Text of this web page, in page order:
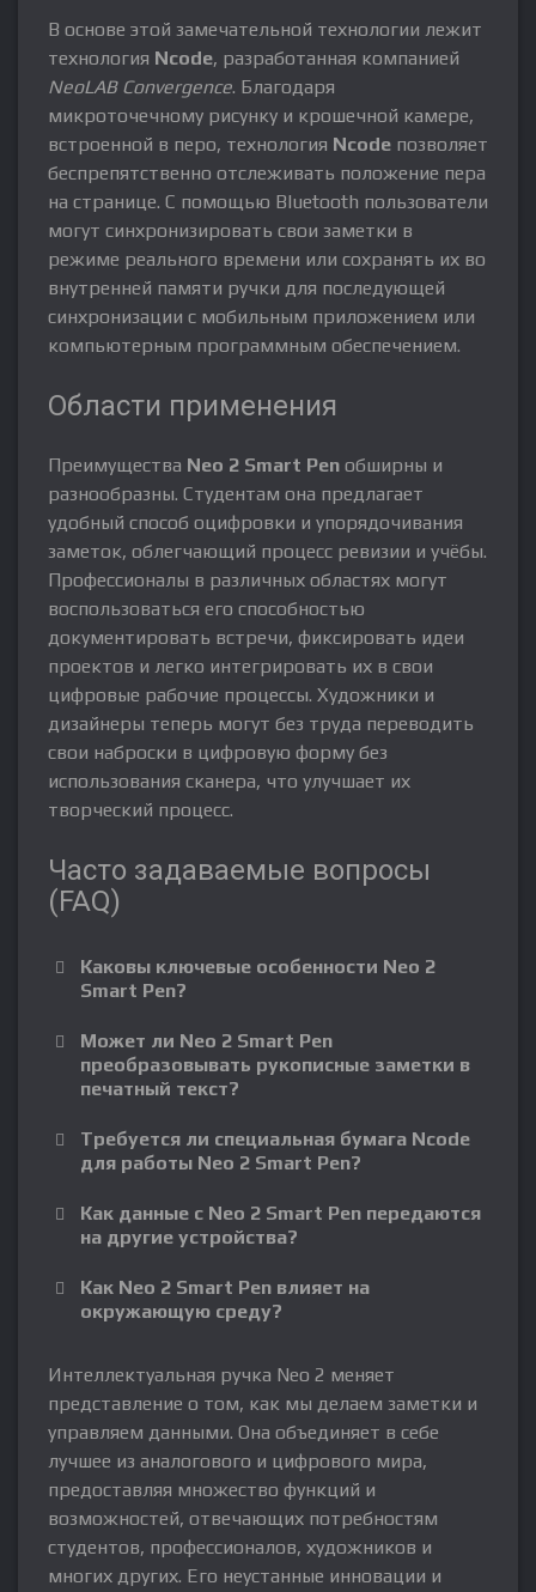
В основе этой замечательной технологии лежит
технология Ncode, разработанная компанией
NeoLAB Convergence. Благодаря
микроточечному рисунку и крошечной камере,
встроенной в перо, технология Ncode позволяет
беспрепятственно отслеживать положение пера
на странице. С помощью Bluetooth пользователи
могут синхронизировать свои заметки в
режиме реального времени или сохранять их во
внутренней памяти ручки для последующей
синхронизации с мобильным приложением или
компьютерным программным обеспечением.
Области применения
Преимущества Neo 2 Smart Pen обширны и
разнообразны. Студентам она предлагает
удобный способ оцифровки и упорядочивания
заметок, облегчающий процесс ревизии и учёбы.
Профессионалы в различных областях могут
воспользоваться его способностью
документировать встречи, фиксировать идеи
проектов и легко интегрировать их в свои
цифровые рабочие процессы. Художники и
дизайнеры теперь могут без труда переводить
свои наброски в цифровую форму без
использования сканера, что улучшает их
творческий процесс.
Часто задаваемые вопросы
(FAQ)
Каковы ключевые особенности Neo 2
Smart Pen?
Может ли Neo 2 Smart Pen
преобразовывать рукописные заметки в
печатный текст?
Требуется ли специальная бумага Ncode
для работы Neo 2 Smart Pen?
Как данные с Neo 2 Smart Pen передаются
на другие устройства?
Как Neo 2 Smart Pen влияет на
окружающую среду?
Интеллектуальная ручка Neo 2 меняет
представление о том, как мы делаем заметки и
управляем данными. Она объединяет в себе
лучшее из аналогового и цифрового мира,
предоставляя множество функций и
возможностей, отвечающих потребностям
студентов, профессионалов, художников и
многих других. Его неустанные инновации и